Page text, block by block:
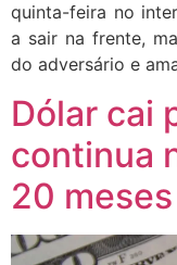
quinta-feira no
a sair na frente,
do adversário e
Dólar cai
continua
20 meses